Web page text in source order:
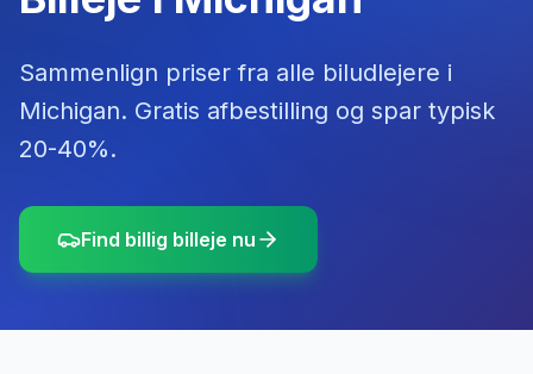
Sammenlign priser fra alle biludlejere i
Michigan. Gratis afbestilling og spar typisk
20-40%.
Find billig billeje nu